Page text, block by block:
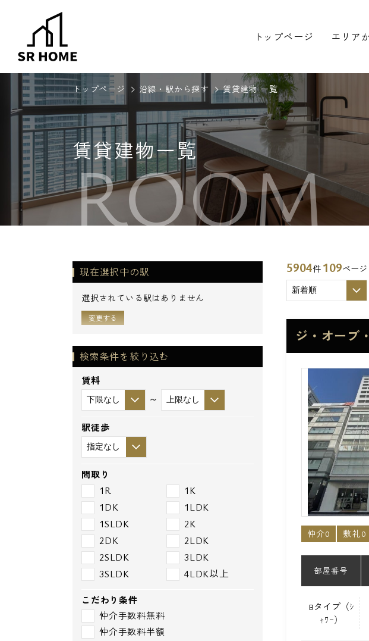
トップページ エリア
トップページ 沿線・駅から探す 賃貸建物 一覧
賃貸建物一覧
ROOM
5904件 109ページ
ジ・オーブ
仲介0 敷礼0
部屋番号
Bタイプ（ｼ
ｬﾜｰ）
現在選択中の駅
選択されている駅はありません
変更する
検索条件を絞り込む
賃料
～
駅徒歩
間取り
1R
1K
1DK
1LDK
1SLDK
2K
2DK
2LDK
2SLDK
3LDK
3SLDK
4LDK以上
こだわり条件
仲介手数料無料
仲介手数料半額